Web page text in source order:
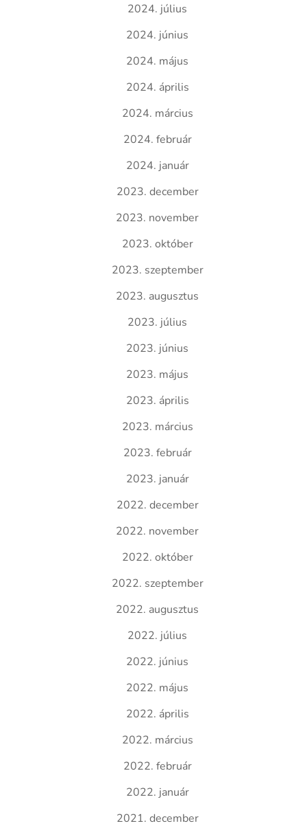
2024. július
2024. június
2024. május
2024. április
2024. március
2024. február
2024. január
2023. december
2023. november
2023. október
2023. szeptember
2023. augusztus
2023. július
2023. június
2023. május
2023. április
2023. március
2023. február
2023. január
2022. december
2022. november
2022. október
2022. szeptember
2022. augusztus
2022. július
2022. június
2022. május
2022. április
2022. március
2022. február
2022. január
2021. december